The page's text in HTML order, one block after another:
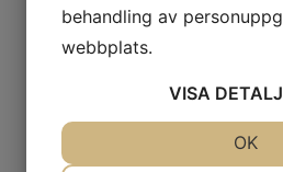
behandling av
webbplats.
VISA
OK